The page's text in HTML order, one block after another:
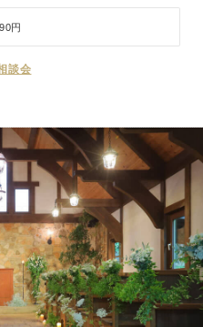
った背景、大切なゲストのこ
への想い。おふたりのことをじ
結婚式を私たちは打ち合わせか
ポートさせていただいておりま
円
談会